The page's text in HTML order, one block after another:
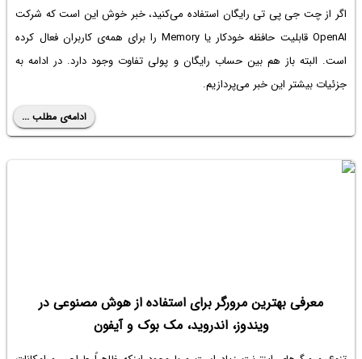
اگر از چت جی پی تی رایگان استفاده می‌کنید، خبر خوش این است که شرکت
OpenAI قابلیت حافظه خودکار یا Memory را برای همه‌ی کاربران فعال کرده
است. البته باز هم بین حساب رایگان و پولی تفاوت وجود دارد. در ادامه به
جزئیات بیشتر این خبر می‌پردازیم.
ادامه‌ی مطلب ...
معرفی بهترین مرورگر برای استفاده از هوش مصنوعی در
ویندوز، اندروید، مک بوک و آیفون